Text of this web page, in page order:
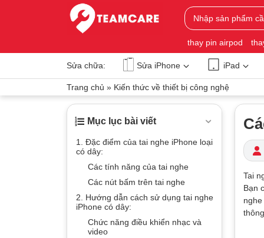
thay pin airpod
Sửa chữa: Sửa iPhone iPad
Trang chủ » Kiến thức về thiết bị công nghệ
Mục lục bài viết
1. Đặc điểm của tai nghe iPhone loại
có dây:
Các tính năng của tai nghe
Các nút bấm trên tai nghe
2. Hướng dẫn cách sử dụng tai nghe
iPhone có dây:
Chức năng điều khiển nhạc và
video
Tai
Bạn